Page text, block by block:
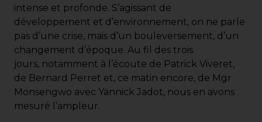
intense et profonde. S’agissant de
développement et d’environnement, on ne parle
pas d’une crise, mais d’un bouleversement, d’un
changement d’époque. Au fil des trois
jours, notamment à l’écoute de Patrick Viveret,
de Bernard Perret et, ce matin encore, de Mgr
Monsengwo avec Yannick Jadot, nous en avons
mesuré l’ampleur.